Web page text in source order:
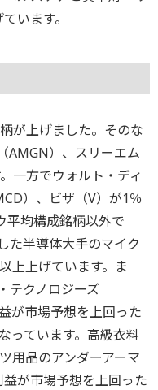
います。
が上げました。そのな
AMGN）、スリーエム
一方でウォルト・ディ
）、ビザ（V）が1％
平均構成銘柄以外で
た半導体大手のマイク
上上げています。ま
テクノロジーズ
が市場予想を上回った
っています。高級衣料
用品のアンダーアーマ
が市場予想を上回った